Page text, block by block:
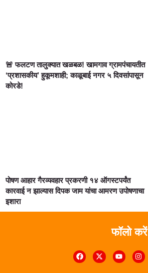
🚨 फलटण तालुक्यात खळबळ! खामगाव ग्रामपंचायतीत
‘प्रशासकीय’ हुकूमशाही; काळूबाई नगर ५ दिवसांपासून
कोरडे!
पोषण आहार गैरव्यवहार प्रकरणी १४ ऑगस्टपर्यंत
कारवाई न झाल्यास दिपक जाम यांचा आमरण उपोषणाचा
इशारा
फॉलो करें